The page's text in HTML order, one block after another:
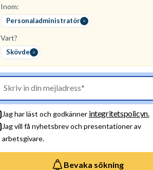
Inom:
Personaladministratör
Vart?
Skövde
Jag har läst och godkänner integritetspolicyn.
Jag vill få nyhetsbrev och presentationer av
arbetsgivare.
Bevaka sökning
fler
på
vi